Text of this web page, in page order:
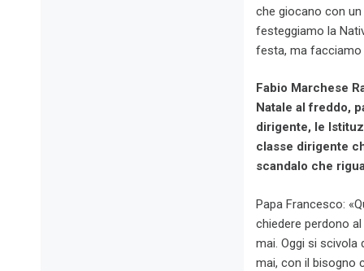
che giocano con
festeggiamo la
festa, ma
Fabio Marchese
Natale al freddo,
dirigente, le
classe dirigente
scandalo che
Papa Francesco:
chiedere perdono
mai. Oggi si
mai, con il bisogno